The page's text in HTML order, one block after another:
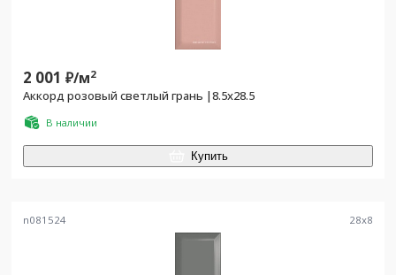
2 001 ₽/м2
Аккорд розовый светлый грань |8.5x28.5
В наличии
Купить
n081524 28x8